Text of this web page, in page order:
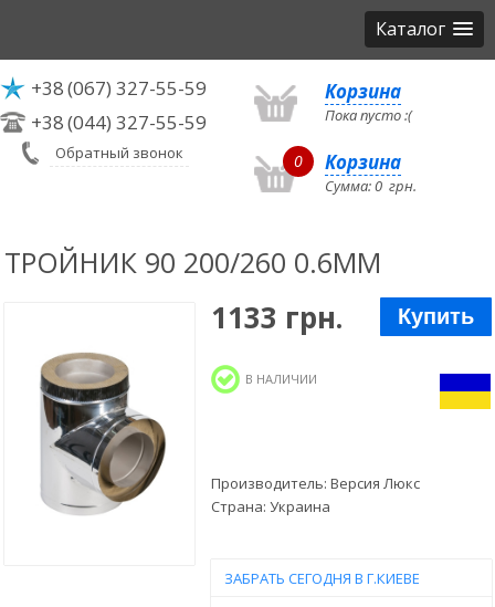
Каталог
+38(067) 327-55-59
+38(044) 327-55-59
Обратный звонок
Корзина
Пока пусто :(
0 Корзина
Сумма:0 грн.
ТРОЙНИК 90 200/260 0.6ММ
1133 грн. Купить
В НАЛИЧИИ
Производитель: Версия Люкс
Страна: Украина
ЗАБРАТЬ СЕГОДНЯ В Г.КИЕВЕ